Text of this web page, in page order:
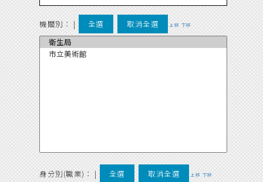
機關別： | 全選 取消全選 上移 下移
身分別(職業)： | 全選 取消全選 上移 下移